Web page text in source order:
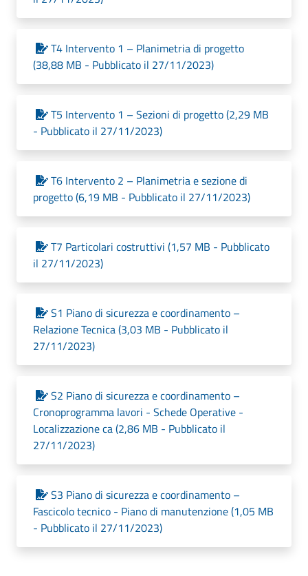
T4 Intervento 1 – Planimetria di progetto
(38,88 MB - Pubblicato il 27/11/2023)
T5 Intervento 1 – Sezioni di progetto (2,29 MB
- Pubblicato il 27/11/2023)
T6 Intervento 2 – Planimetria e sezione di
progetto (6,19 MB - Pubblicato il 27/11/2023)
T7 Particolari costruttivi (1,57 MB - Pubblicato
il 27/11/2023)
S1 Piano di sicurezza e coordinamento –
Relazione Tecnica (3,03 MB - Pubblicato il
27/11/2023)
S2 Piano di sicurezza e coordinamento –
Cronoprogramma lavori - Schede Operative -
Localizzazione ca (2,86 MB - Pubblicato il
27/11/2023)
S3 Piano di sicurezza e coordinamento –
Fascicolo tecnico - Piano di manutenzione (1,05 MB
- Pubblicato il 27/11/2023)